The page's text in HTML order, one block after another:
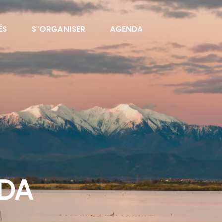
S'ORGANISER AGENDA